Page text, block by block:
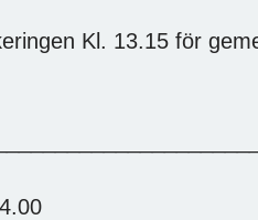
Kl. 13.15 för